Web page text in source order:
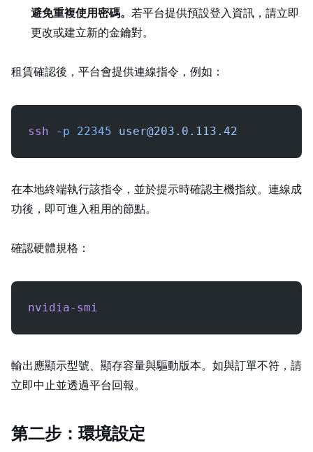
避免重複使用密碼。 若平台提供預設登入資訊，請立即
更改或建立新的 SSH 金鑰對。
租賃確認後，平台會提供 SSH 連線指令，例如：
ssh -p 22345 user@203.0.113.42
在本地終端執行該指令，並於提示時確認主機指紋。連線成
功後，即可進入租用的 GPU 節點。
確認硬體規格：
nvidia-smi
輸出應顯示 GPU 型號、顯存容量與驅動版本。如與訂單不符，請
立即中止並透過平台回報。
第二步：環境設定